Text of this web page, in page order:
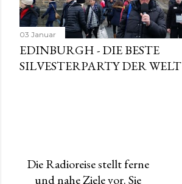
03 Januar
EDINBURGH - DIE BESTE
SILVESTERPARTY DER WELT
Die Radioreise stellt ferne
und nahe Ziele vor. Sie